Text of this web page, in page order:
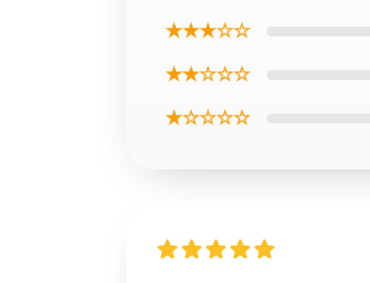
★★★☆☆
★★☆☆☆
★☆☆☆☆